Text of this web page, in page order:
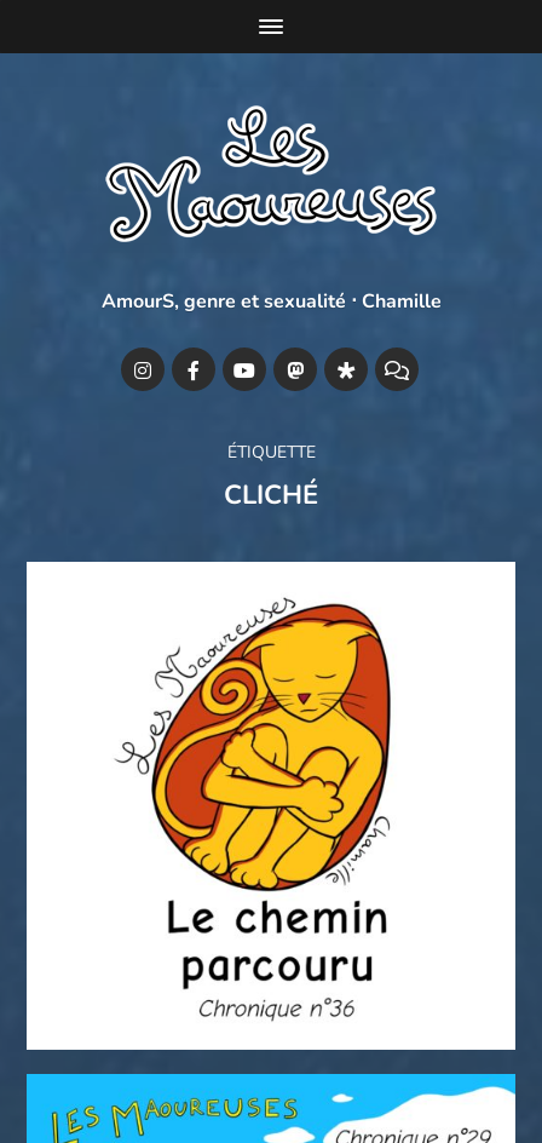
AmourS, genre et sexualité ⋅ Chamille
ÉTIQUETTE
CLICHÉ